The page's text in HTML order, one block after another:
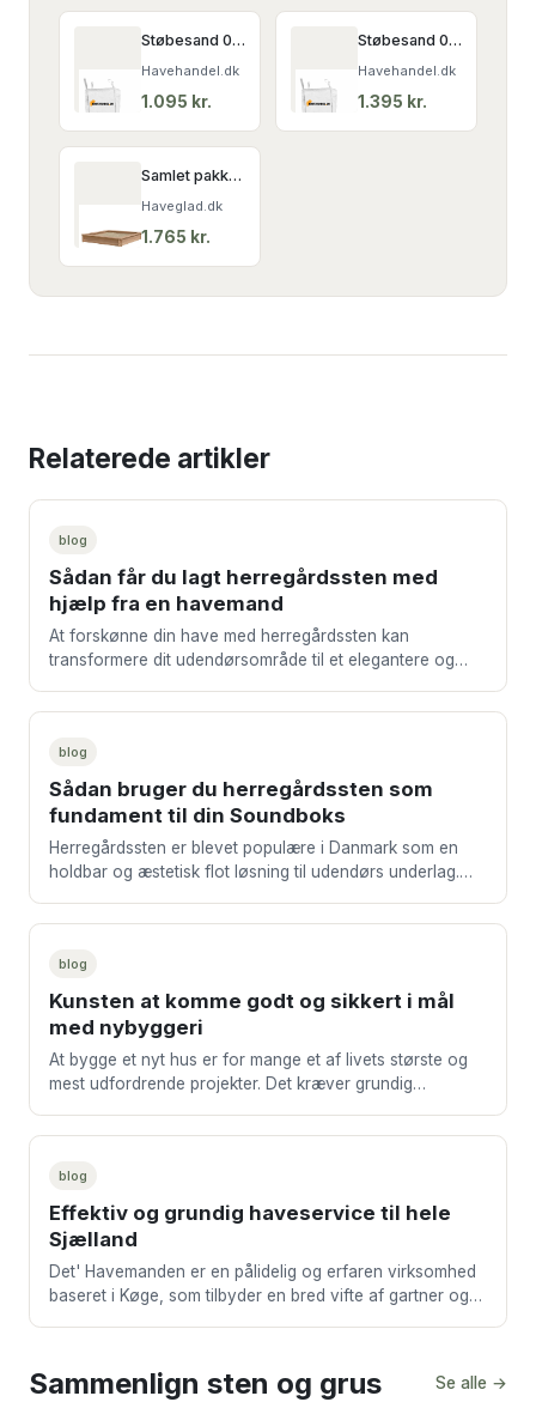
Støbesand 0-4 mm. (vasket sand)
Havehandel.dk
1.095 kr.
Støbesand 0-4 mm. (vasket sand)
Havehandel.dk
1.395 kr.
Samlet pakke: Sandkasse i lærketræ inkl. 350kg vasket strandsand
Haveglad.dk
1.765 kr.
Relaterede artikler
blog
Sådan får du lagt herregårdssten med
hjælp fra en havemand
At forskønne din have med herregårdssten kan
transformere dit udendørsområde til et elegantere og
flot s
blog
Sådan bruger du herregårdssten som
fundament til din Soundboks
Herregårdssten er blevet populære i Danmark som en
holdbar og æstetisk flot løsning til udendørs underlag.
blog
Kunsten at komme godt og sikkert i mål
med nybyggeri
At bygge et nyt hus er for mange et af livets største og
mest udfordrende projekter. Det kræver grundig
blog
Effektiv og grundig haveservice til hele
Sjælland
Det' Havemanden er en pålidelig og erfaren virksomhed
baseret i Køge, som tilbyder en bred vifte af gartner og
Sammenlign sten og grus Se alle →